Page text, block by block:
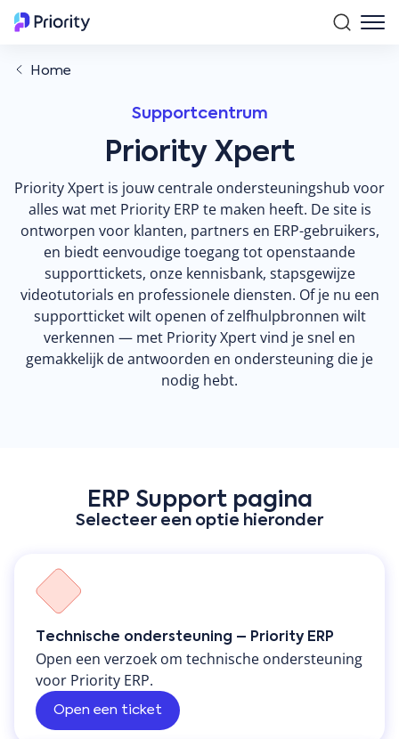
Home
Supportcentrum
Priority Xpert
Priority Xpert is jouw centrale ondersteuningshub voor
alles wat met Priority ERP te maken heeft. De site is
ontworpen voor klanten, partners en ERP-gebruikers,
en biedt eenvoudige toegang tot openstaande
supporttickets, onze kennisbank, stapsgewijze
videotutorials en professionele diensten. Of je nu een
supportticket wilt openen of zelfhulpbronnen wilt
verkennen — met Priority Xpert vind je snel en
gemakkelijk de antwoorden en ondersteuning die je
nodig hebt.
ERP Support pagina
Selecteer een optie hieronder
Technische ondersteuning – Priority ERP
Open een verzoek om technische ondersteuning
voor Priority ERP.
Open een ticket